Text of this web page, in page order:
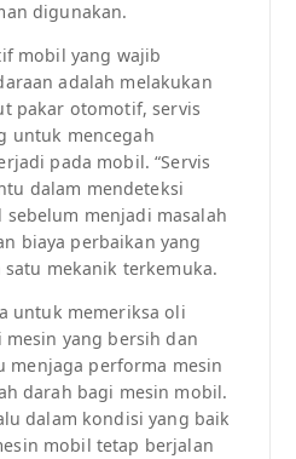
digunakan.
mobil yang wajib
adalah melakukan
pakar otomotif, servis
untuk mencegah
pada mobil. “Servis
dalam mendeteksi
sebelum menjadi masalah
biaya perbaikan yang
satu mekanik terkemuka.
untuk memeriksa oli
yang bersih dan
menjaga performa mesin
darah bagi mesin mobil.
dalam kondisi yang baik
mobil tetap berjalan